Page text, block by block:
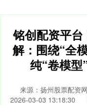
铭创配资平
解：围绕“全
纯“卷模
来源：扬州股票配资
2026-03-03 13:18:30